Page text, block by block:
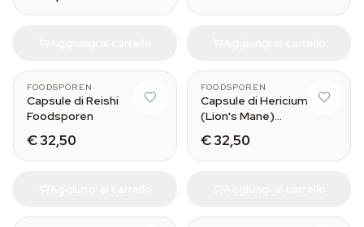
FOODSPOREN
Capsule di Reishi
Foodsporen
€ 32,50
FOODSPOREN
Capsule di Hericium
(Lion's Mane)
€ 32,50